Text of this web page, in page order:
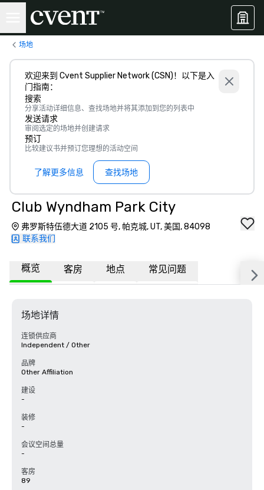
场地
欢迎来到 Cvent Supplier Network (CSN)！以下是入
门指南：
搜索
分享活动详细信息、查找场地并将其添加到您的列表中
发送请求
审阅选定的场地并创建请求
预订
比较建议书并预订您理想的活动空间
了解更多信息 查找场地
Club Wyndham Park City
弗罗斯特伍德大道 2105 号, 帕克城, UT, 美国, 84098
联系我们
概览 客房 地点 常见问题
场地详情
连锁供应商
Independent / Other
品牌
Other Affiliation
建设
-
装修
-
会议空间总量
-
客房
89